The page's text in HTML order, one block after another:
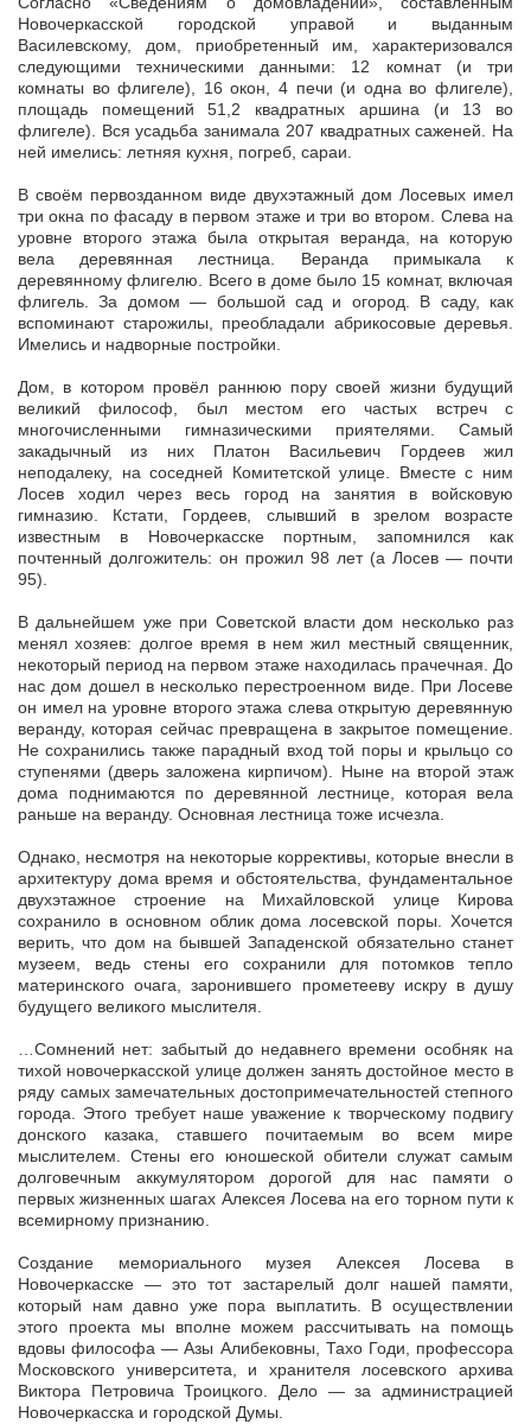
Новочеркасской городской управой и выданным
Василевскому, дом, приобретенный им, характеризовался
следующими техническими данными: 12 комнат (и три
комнаты во флигеле), 16 окон, 4 печи (и одна во флигеле),
площадь помещений 51,2 квадратных аршина (и 13 во
флигеле). Вся усадьба занимала 207 квадратных саженей. На
ней имелись: летняя кухня, погреб, сараи.
В своём первозданном виде двухэтажный дом Лосевых имел
три окна по фасаду в первом этаже и три во втором. Слева на
уровне второго этажа была открытая веранда, на которую
вела деревянная лестница. Веранда примыкала к
деревянному флигелю. Всего в доме было 15 комнат, включая
флигель. За домом — большой сад и огород. В саду, как
вспоминают старожилы, преобладали абрикосовые деревья.
Имелись и надворные постройки.
Дом, в котором провёл раннюю пору своей жизни будущий
великий философ, был местом его частых встреч с
многочисленными гимназическими приятелями. Самый
закадычный из них Платон Васильевич Гордеев жил
неподалеку, на соседней Комитетской улице. Вместе с ним
Лосев ходил через весь город на занятия в войсковую
гимназию. Кстати, Гордеев, слывший в зрелом возрасте
известным в Новочеркасске портным, запомнился как
почтенный долгожитель: он прожил 98 лет (а Лосев — почти
95).
В дальнейшем уже при Советской власти дом несколько раз
менял хозяев: долгое время в нем жил местный священник,
некоторый период на первом этаже находилась прачечная. До
нас дом дошел в несколько перестроенном виде. При Лосеве
он имел на уровне второго этажа слева открытую деревянную
веранду, которая сейчас превращена в закрытое помещение.
Не сохранились также парадный вход той поры и крыльцо со
ступенями (дверь заложена кирпичом). Ныне на второй этаж
дома поднимаются по деревянной лестнице, которая вела
раньше на веранду. Основная лестница тоже исчезла.
Однако, несмотря на некоторые коррективы, которые внесли в
архитектуру дома время и обстоятельства, фундаментальное
двухэтажное строение на Михайловской улице Кирова
сохранило в основном облик дома лосевской поры. Хочется
верить, что дом на бывшей Западенской обязательно станет
музеем, ведь стены его сохранили для потомков тепло
материнского очага, заронившего прометееву искру в душу
будущего великого мыслителя.
…Сомнений нет: забытый до недавнего времени особняк на
тихой новочеркасской улице должен занять достойное место в
ряду самых замечательных достопримечательностей степного
города. Этого требует наше уважение к творческому подвигу
донского казака, ставшего почитаемым во всем мире
мыслителем. Стены его юношеской обители служат самым
долговечным аккумулятором дорогой для нас памяти о
первых жизненных шагах Алексея Лосева на его торном пути к
всемирному признанию.
Создание мемориального музея Алексея Лосева в
Новочеркасске — это тот застарелый долг нашей памяти,
который нам давно уже пора выплатить. В осуществлении
этого проекта мы вполне можем рассчитывать на помощь
вдовы философа — Азы Алибековны, Тахо Годи, профессора
Московского университета, и хранителя лосевского архива
Виктора Петровича Троицкого. Дело — за администрацией
Новочеркасска и городской Думы.